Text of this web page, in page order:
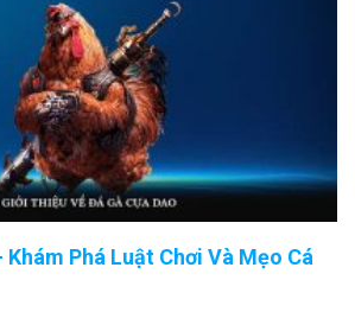
Khám Phá Luật Chơi Và Mẹo Cá